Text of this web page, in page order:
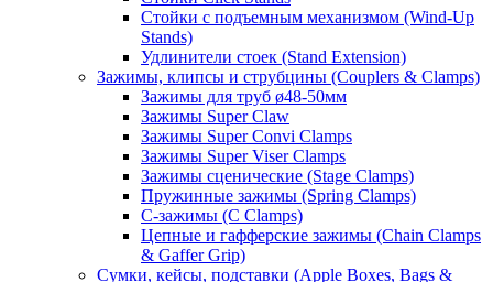
Стойки с подъемным механизмом (Wind-Up
Stands)
Удлинители стоек (Stand Extension)
Зажимы, клипсы и струбцины (Couplers & Clamps)
Зажимы для труб ø48-50мм
Зажимы Super Claw
Зажимы Super Convi Clamps
Зажимы Super Viser Clamps
Зажимы сценические (Stage Clamps)
Пружинные зажимы (Spring Clamps)
С-зажимы (C Clamps)
Цепные и гафферские зажимы (Chain Clamps
& Gaffer Grip)
Сумки, кейсы, подставки (Apple Boxes, Bags &